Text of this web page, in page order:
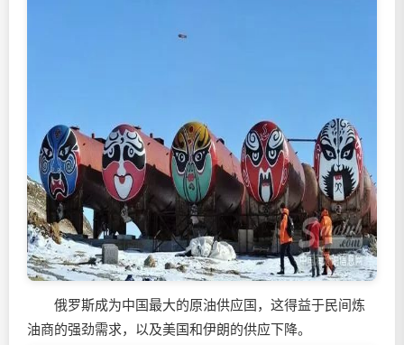
俄罗斯成为中国最大的原油供应国，这得益于民间炼
油商的强劲需求，以及美国和伊朗的供应下降。